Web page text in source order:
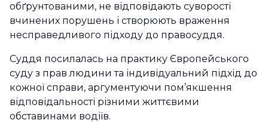
обґрунтованими, не відповідають суворості
вчинених порушень і створюють враження
несправедливого підходу до правосуддя.
Суддя посилалась на практику Європейського
суду з прав людини та індивідуальний підхід до
кожної справи, аргументуючи пом’якшення
відповідальності різними життєвими
обставинами водіїв.